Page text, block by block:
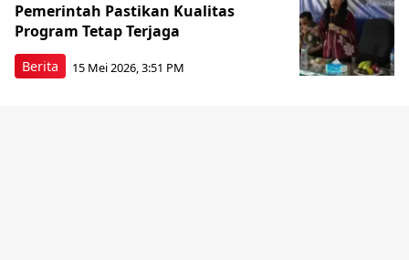
Berita
Pemerintah Pastikan Kualitas
Program Tetap Terjaga
15 Mei 2026, 3:51 PM